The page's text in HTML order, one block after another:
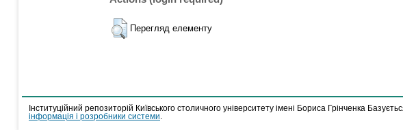
Перегляд елементу
Інституційний репозиторій Київського столичного університету імені Бориса Грінченка
інформація і розробники системи